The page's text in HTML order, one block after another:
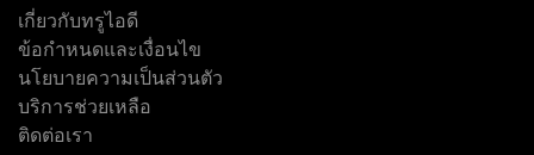
ทรูสปอร์ต 7 ช่อง 5
เกี่ยวกับทรูไอดี
ข้อกำหนดและเงื่อนไข
นโยบายความเป็นส่วนตัว
บริการช่วยเหลือ
ติดต่อเรา